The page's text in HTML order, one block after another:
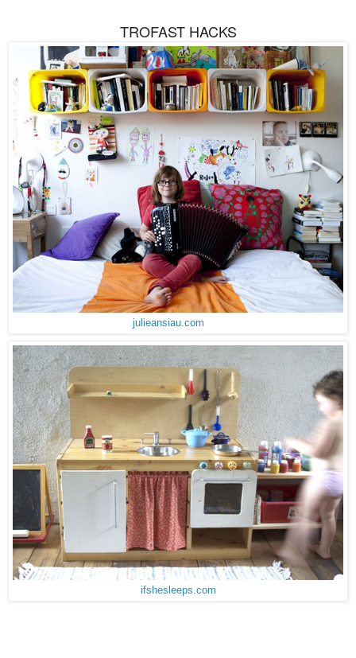
TROFAST HACKS
julieansiau.com
ifshesleeps.com